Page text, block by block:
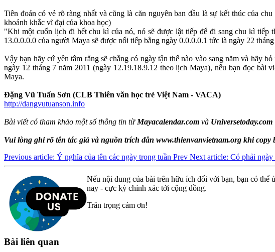
Tiên đoán có vẻ rõ ràng nhất và cũng là căn nguyên ban đầu là sự kết thúc của
khoảnh khắc vĩ đại của khoa học)
"Khi một cuốn lịch đi hết chu kì của nó, nó sẽ được lật tiếp để đi sang chu kì tiếp
13.0.0.0.0 của người Maya sẽ được nối tiếp bằng ngày 0.0.0.0.1 tức là ngày 22
Vậy bạn hãy cứ yên tâm rằng sẽ chẳng có ngày tận thế nào vào sang năm và hãy
ngày 12 tháng 7 năm 2011 (ngày 12.19.18.9.12 theo lịch Maya), nếu bạn đọc
Maya.
Đặng Vũ Tuấn Sơn (CLB Thiên văn học trẻ Việt Nam - VACA)
http://dangvutuanson.info
Bài viết có tham khảo một số thông tin từ Mayacalendar.com và Universetoday.com
Vui lòng ghi rõ tên tác giả và nguồn trích dẫn www.thienvanvietnam.org khi copy
Previous article: Ý nghĩa của tên các ngày trong tuần Prev Next article: Có phải ngày
Nếu nội dung của bài trên hữu ích đối với bạn, bạn có thể
nay - cực kỳ chính xác tới cộng đồng.
Trân trọng cám ơn!
Bài liên quan